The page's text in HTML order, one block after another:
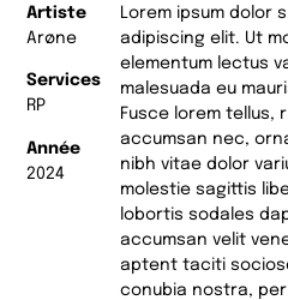
Artiste
Arøne
Services
RP
Année
2024
Lorem ipsum dolor
adipiscing elit. Ut
elementum lectus
malesuada eu
Fusce lorem tellus,
accumsan nec,
nibh vitae dolor
molestie sagittis
lobortis sodales
accumsan velit
aptent taciti
conubia nostra,